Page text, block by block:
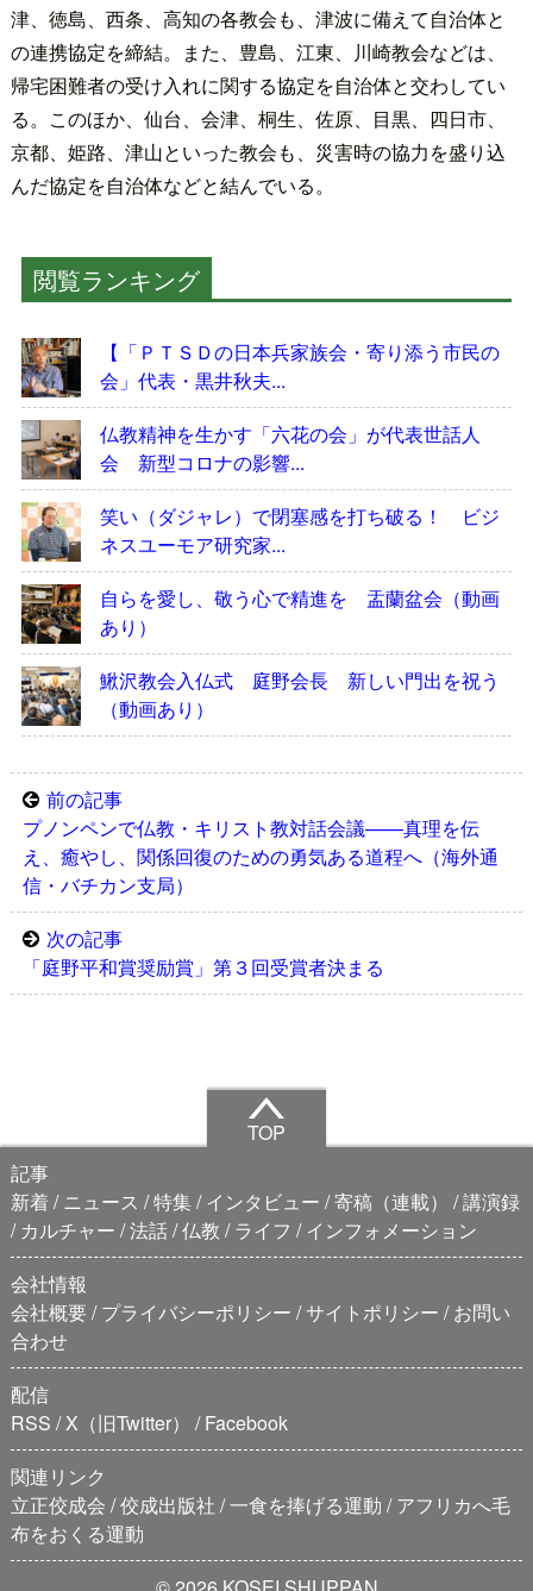
津、徳島、西条、高知の各教会も、津波に備えて自治体と
の連携協定を締結。また、豊島、江東、川崎教会などは、
帰宅困難者の受け入れに関する協定を自治体と交わしてい
る。このほか、仙台、会津、桐生、佐原、目黒、四日市、
京都、姫路、津山といった教会も、災害時の協力を盛り込
んだ協定を自治体などと結んでいる。
閲覧ランキング
【「ＰＴＳＤの日本兵家族会・寄り添う市民の
会」代表・黒井秋夫...
仏教精神を生かす「六花の会」が代表世話人
会 新型コロナの影響...
笑い（ダジャレ）で閉塞感を打ち破る！ ビジ
ネスユーモア研究家...
自らを愛し、敬う心で精進を 盂蘭盆会（動画
あり）
鰍沢教会入仏式 庭野会長 新しい門出を祝う
（動画あり）
前の記事
プノンペンで仏教・キリスト教対話会議——真理を伝
え、癒やし、関係回復のための勇気ある道程へ（海外通
信・バチカン支局）
次の記事
「庭野平和賞奨励賞」第３回受賞者決まる
TOP
記事
新着
ニュース 特集 インタビュー 寄稿（連載）
講演録
カルチャー 法話 仏教 ライフ
インフォメーション
会社情報
会社概要 プライバシーポリシー サイトポリシー
お問い
合わせ
配信
RSS
X（旧Twitter）
Facebook
関連リンク
立正佼成会 佼成出版社 一食を捧げる運動
アフリカへ毛
布をおくる運動